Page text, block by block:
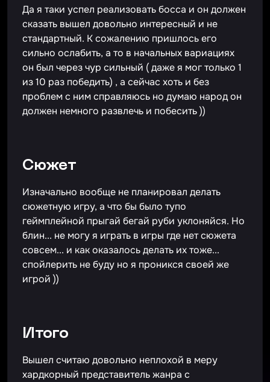
Да я таки успел реализовать босса и он должен
сказать вышел довольно интересный и не
стандартный. К сожалению пришлось его
сильно ослабить, а то в начальных вариациях
он был через чур сильный ( даже я мог только 1
из 10 раз победить) , а сейчас хоть и без
проблем с ним справляюсь но думаю народ он
должен немного развлечь и побесить ))
Сюжет
Изначально вообще не планировал делать
сюжетную игру, а что бы было тупо
геймплейной прыгай бегай руби уклоняйся. Но
блин... не могу я играть в игры где нет сюжета
совсем... и как оказалось делать их тоже...
спойлерить не буду но я проникся своей же
игрой ))
Итого
Вышел считаю довольно неплохой в меру
хардкорный представитель жанра с